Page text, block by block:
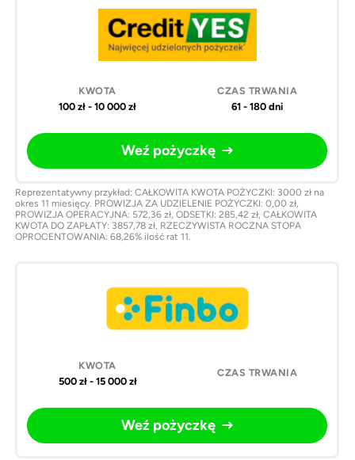
100 zł - 10 000 zł 61 - 180 dni
Weź pożyczkę
Reprezentatywny przykład: CAŁKOWITA KWOTA POŻYCZKI: 3000 zł na
okres 11 miesięcy. PROWIZJA ZA UDZIELENIE POŻYCZKI: 0,00 zł,
PROWIZJA OPERACYJNA: 572,36 zł, ODSETKI: 285,42 zł, CAŁKOWITA
KWOTA DO ZAPŁATY: 3857,78 zł, RZECZYWISTA ROCZNA STOPA
OPROCENTOWANIA: 68,26% ilość rat 11.
500 zł - 15 000 zł
Weź pożyczkę